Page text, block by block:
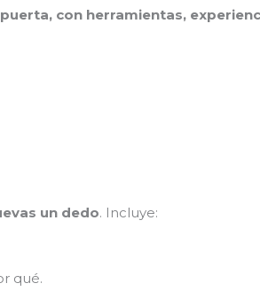
con herramientas,
un dedo. Incluye:
qué.